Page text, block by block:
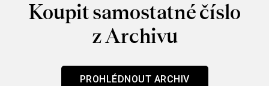
Koupit samostatné číslo
z Archivu
PROHLÉDNOUT ARCHIV